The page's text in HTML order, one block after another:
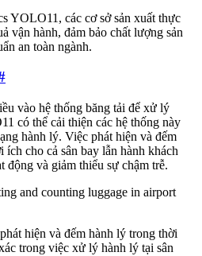
YOLO11, các cơ sở sản xuất thực
vận hành, đảm bảo chất lượng sản
an toàn ngành.
vào hệ thống băng tải để xử lý
có thể cải thiện các hệ thống này
hành lý. Việc phát hiện và đếm
cho cả sân bay lẫn hành khách
động và giảm thiểu sự chậm trễ.
hiện và đếm hành lý trong thời
trong việc xử lý hành lý tại sân